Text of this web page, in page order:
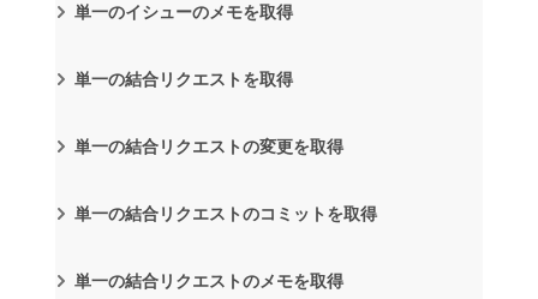
単一のイシューのメモを取得
単一の結合リクエストを取得
単一の結合リクエストの変更を取得
単一の結合リクエストのコミットを取得
単一の結合リクエストのメモを取得